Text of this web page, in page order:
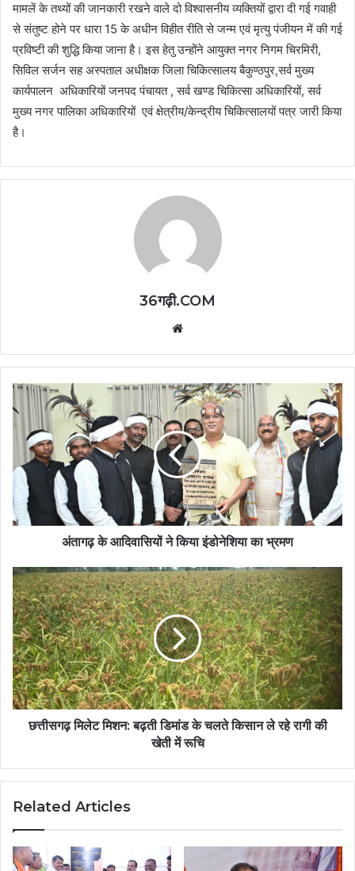
मामलें के तथ्यों की जानकारी रखने वाले दो विश्वासनीय व्यक्तियों द्वारा दी गई गवाही
से संतुष्ट होने पर धारा 15 के अधीन विहीत रीति से जन्म एवं मृत्यु पंजीयन में की गई
प्रविष्टी की शुद्धि किया जाना है। इस हेतु उन्होंने आयुक्त नगर निगम चिरमिरी,
सिविल सर्जन सह अस्पताल अधीक्षक जिला चिकित्सालय बैकुण्ठपुर,सर्व मुख्य
कार्यपालन अधिकारियों जनपद पंचायत , सर्व खण्ड चिकित्सा अधिकारियों, सर्व
मुख्य नगर पालिका अधिकारियों एवं क्षेत्रीय/केन्द्रीय चिकित्सालयों पत्र जारी किया
है।
36गढ़ी.COM
अंतागढ़ के आदिवासियों ने किया इंडोनेशिया का भ्रमण
छत्तीसगढ़ मिलेट मिशन: बढ़ती डिमांड के चलते किसान ले रहे रागी की
खेती में रूचि
Related Articles